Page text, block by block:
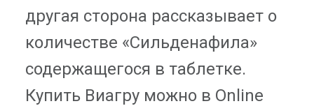
другая сторона рассказывает о
количестве «Сильденафила»
содержащегося в таблетке.
Купить Виагру можно в Online